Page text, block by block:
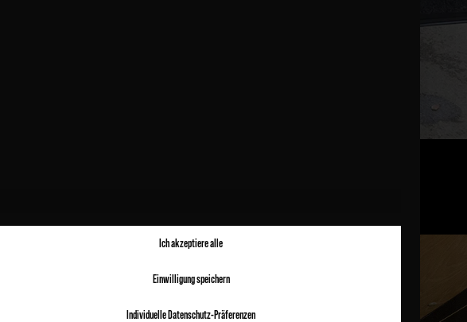
Ich akzeptiere alle
Einwilligung speichern
Individuelle Datenschutz-Präferenzen